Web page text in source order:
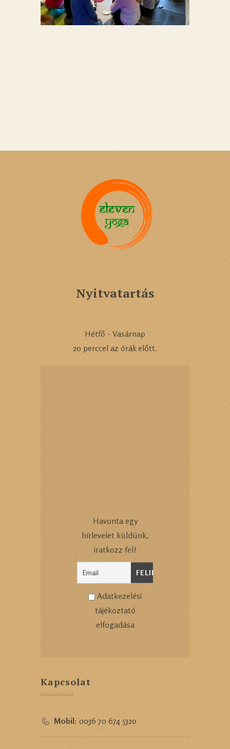
Ünnepnapok
Nyitvatartás
Hétfő - Vasárnap
20 perccel az órák előtt.
Havonta egy
hírlevelet küldünk,
iratkozz fel!
Adatkezelési
tájékoztató
elfogadása
Kapcsolat
Mobil: 0036 70 674 5320